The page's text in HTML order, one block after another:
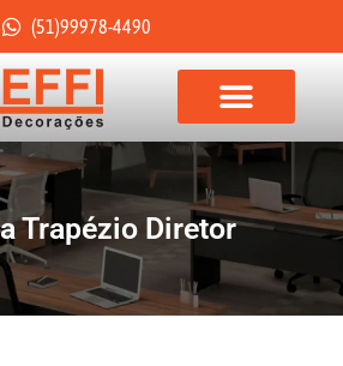
(51)99978-4490
Trapézio Diretor